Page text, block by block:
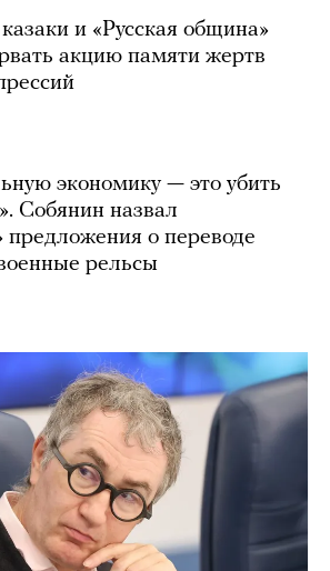
и «Русская община»
акцию памяти жертв
экономику — это убить
Собянин назвал
о переводе
рельсы